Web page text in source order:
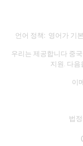
언어 정책: 영어가 기
우리는 제공합니다 중
지원. 다
이
법정: